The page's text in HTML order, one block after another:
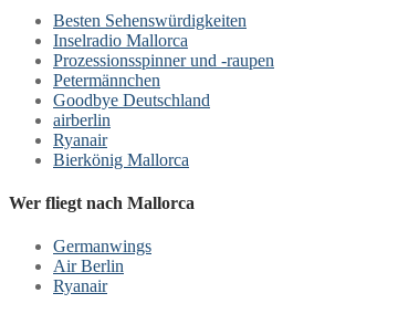
Besten Sehenswürdigkeiten
Inselradio Mallorca
Prozessionsspinner und -raupen
Petermännchen
Goodbye Deutschland
airberlin
Ryanair
Bierkönig Mallorca
Wer fliegt nach Mallorca
Germanwings
Air Berlin
Ryanair